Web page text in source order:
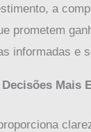
a
prometem
informadas e
Mais